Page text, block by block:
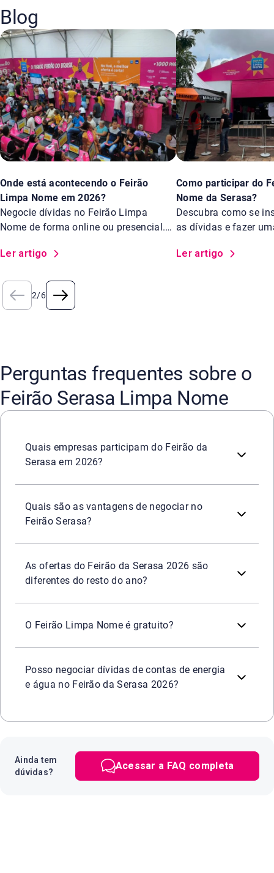
Blog
Onde está acontecendo o Feirão
Limpa Nome em 2026?
Negocie dívidas no Feirão Limpa
Nome de forma online ou presencial.
Ler artigo
Como participar do
Nome da Serasa?
Descubra como se
as dívidas e fazer
Ler artigo
2/6
Perguntas frequentes sobre o
Feirão Serasa Limpa Nome
Quais empresas participam do Feirão da
Serasa em 2026?
Quais são as vantagens de negociar no
Feirão Serasa?
Mais de 2.200 empresas parceiraspara negociar;
Descontos de até 99%
e parcelamento facilitado;
Praticidade e segurançaem todos os canais oficiais
As ofertas do Feirão da Serasa 2026 são
diferentes do resto do ano?
O Feirão Limpa Nome é gratuito?
Posso negociar dívidas de contas de energia
e água no Feirão da Serasa 2026?
Ainda tem
dúvidas?
Acessar a FAQ completa